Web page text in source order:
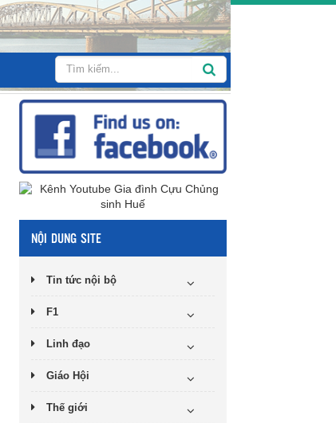
NỘI DUNG SITE
Tin tức nội bộ
F1
Linh đạo
Giáo Hội
Thế giới